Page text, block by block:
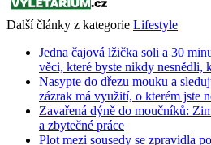
Další články z kategorie Lifestyle
Jedna čajová lžička soli a 30
věci, které byste nikdy nesnědli,
Nasypte do dřezu mouku a
zázrak má využití, o kterém jste
Zavařená dýně do moučníků:
a zbytečné práce
Plot mezi sousedy se zpravidla